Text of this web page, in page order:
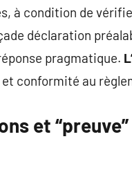
à condition de
déclaration
pragmatique.
conformité au
et